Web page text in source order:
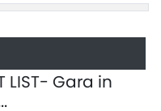
LIST- Gara in